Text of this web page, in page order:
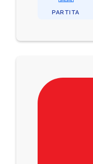
PARTITA